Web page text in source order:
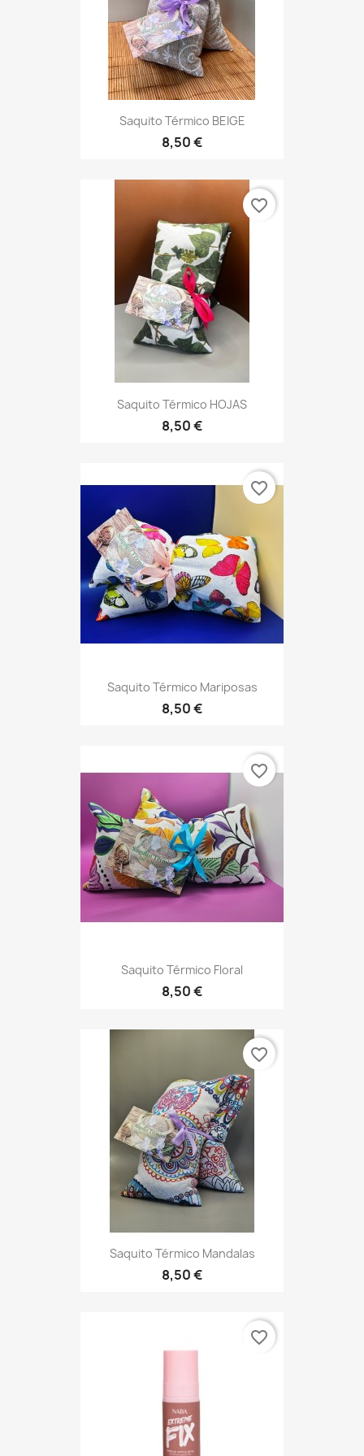
Saquito Térmico BEIGE
8,50 €
Saquito Térmico HOJAS
8,50 €
favorite_border
Saquito Térmico Mariposas
8,50 €
favorite_border
Saquito Térmico Floral
8,50 €
favorite_border
Saquito Térmico Mandalas
8,50 €
favorite_border
favorite_border